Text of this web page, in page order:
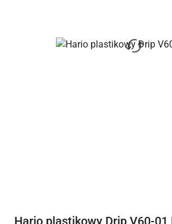
Hario plastikowy Drip V60-01